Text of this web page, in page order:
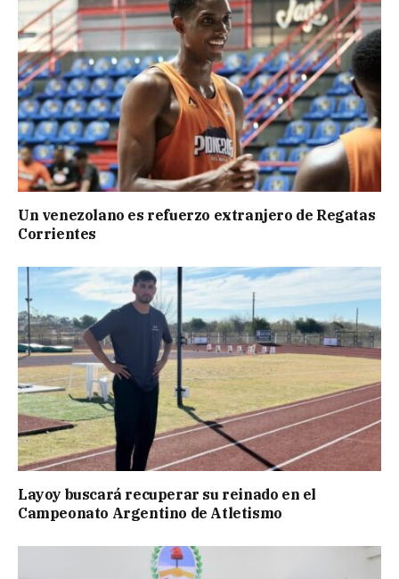
Un venezolano es refuerzo extranjero de Regatas
Corrientes
Layoy buscará recuperar su reinado en el
Campeonato Argentino de Atletismo